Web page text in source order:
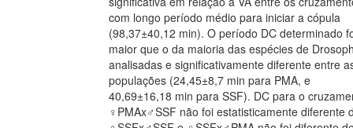
com longo período médio para iniciar a cópula
(98,37±40,12 min). O período DC determinado
maior que o da maioria das espécies de
analisadas e significativamente diferente entre
populações (24,45±8,7 min para PMA, e
40,69±16,18 min para SSF). DC para o
♀PMAx♂SSF não foi estatisticamente diferente